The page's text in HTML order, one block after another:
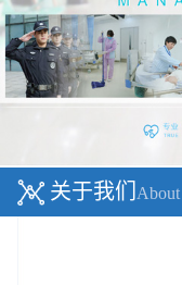
关于我们 About